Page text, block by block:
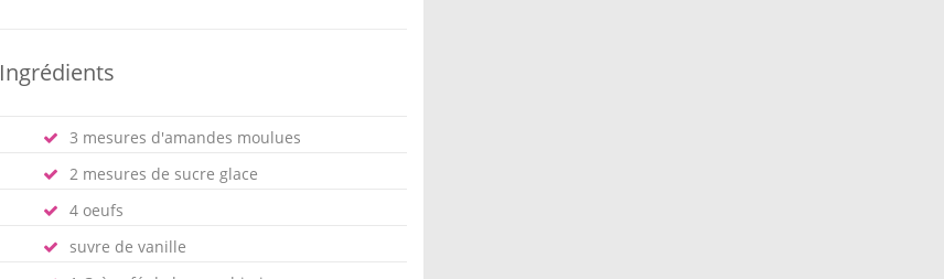
Ingrédients
3 mesures d'amandes moulues
2 mesures de sucre glace
4 oeufs
suvre de vanille